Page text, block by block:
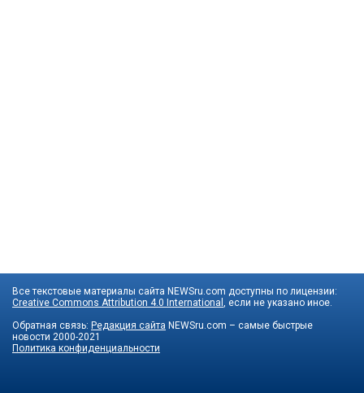
Все текстовые материалы сайта NEWSru.com доступны по лицензии:
Creative Commons Attribution 4.0 International
, если не указано иное.
Обратная связь: Редакция сайта NEWSru.com – самые быстрые
новости 2000-2021
Политика конфиденциальности